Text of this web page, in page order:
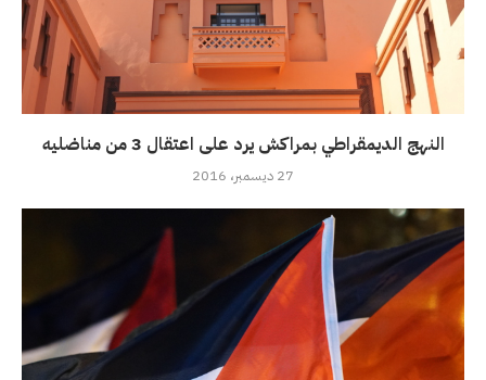
النهج الديمقراطي بمراكش يرد على اعتقال 3 من مناضليه
27 ديسمبر، 2016